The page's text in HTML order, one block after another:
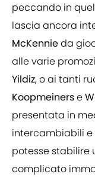
peccando in
lascia ancora
McKennieda
alle varie
Yildiz, o ai tanti
Koopmeinerse
presentata in
intercambiabili e
potesse stabilire
complicato